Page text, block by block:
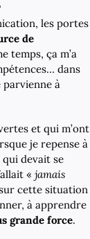
les portes
de
temps, ça m’a
dans
à
et qui m’ont
je repense à
qui devait se
« jamais
cette situation
à apprendre
grande force.